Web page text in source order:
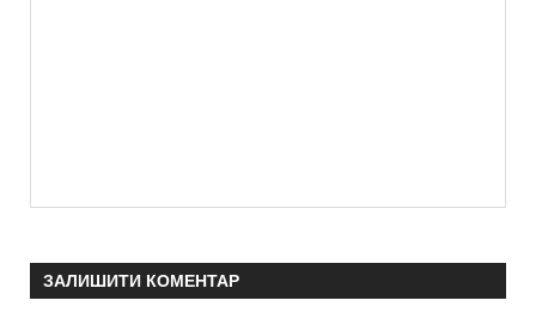
ЗАЛИШИТИ КОМЕНТАР